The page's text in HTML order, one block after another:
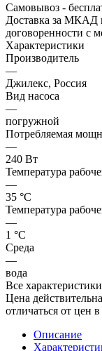
Самовывоз -
Доставка за МКАД
договоренности с
Характеристики
Производитель
—
Джилекс, Россия
Вид насоса
—
погружной
Потребляемая
—
240 Вт
Температура
—
35 °С
Температура
—
1 °С
Среда
—
вода
Все характеристики
Цена
отличаться от цен
Описание